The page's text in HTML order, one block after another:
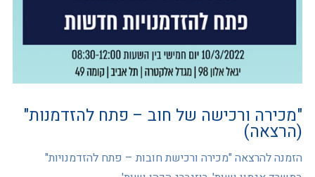
"מכירה ורכישה של חוב – פתח להזדמנות"
(הרצאה)
הזמנה להרצאה "מכירה ורכישת חובות – פתח להזדמנויות"